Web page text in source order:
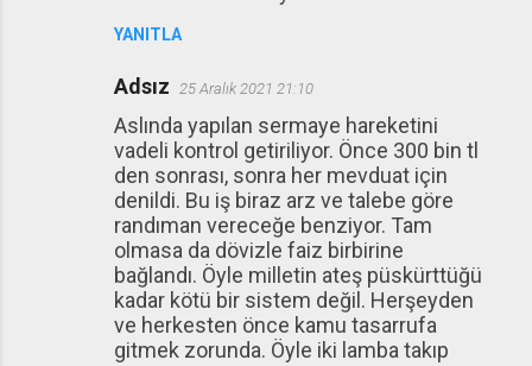
YANITLA
Adsız 25 Aralık 2021 21:10
Aslında yapılan sermaye hareketini
vadeli kontrol getiriliyor. Önce 300 bin tl
den sonrası, sonra her mevduat için
denildi. Bu iş biraz arz ve talebe göre
randıman vereceğe benziyor. Tam
olmasa da dövizle faiz birbirine
bağlandı. Öyle milletin ateş püskürttüğü
kadar kötü bir sistem değil. Herşeyden
ve herkesten önce kamu tasarrufa
gitmek zorunda. Öyle iki lamba takıp